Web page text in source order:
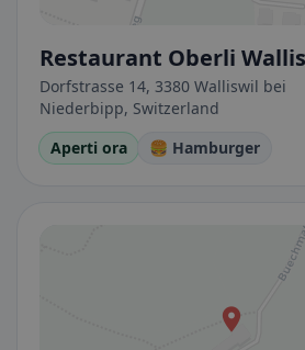
Restaurant Oberli
Dorfstrasse 14, 3380 Walliswil bei
Niederbipp, Switzerland
Aperti ora 🍔 Hamburger